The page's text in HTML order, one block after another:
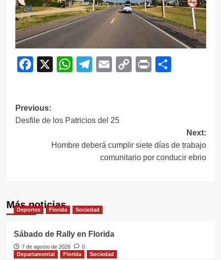
Facebook
X WhatsApp
Telegram
EmailCopy
Print
Navegación
de
entradas
Previous:
Desfile de los Patricios del 25
Next:
Hombre deberá cumplir siete días de trabajo
comunitario por conducir ebrio
Más noticias
Deportes Florida Sociedad
Sábado de Rally en Florida
7 de agosto de 2026
0
Departamental
Florida Sociedad